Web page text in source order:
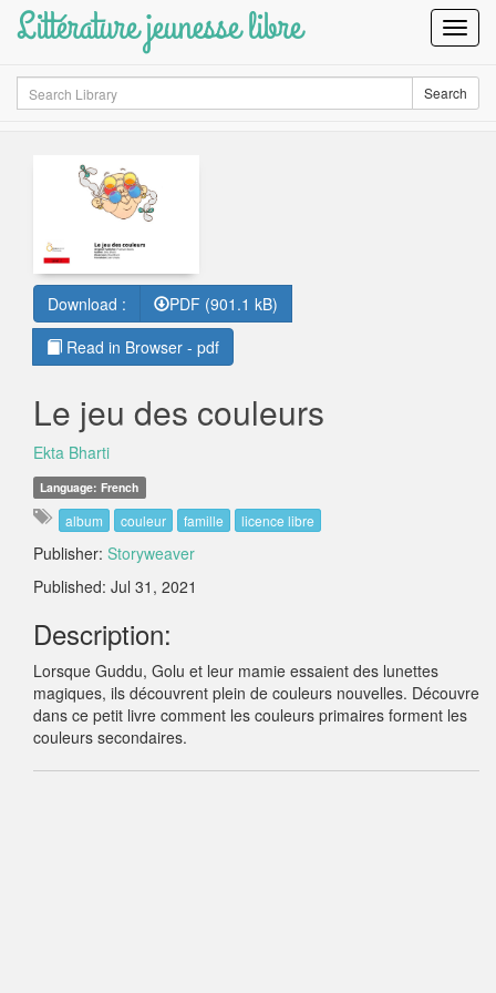
Littérature jeunesse libre
Search Search
Download :
PDF (901.1 kB)
Read in Browser - pdf
Le jeu des couleurs
Ekta Bharti
Language: French
album couleur famille licence libre
Publisher: Storyweaver
Published: Jul 31, 2021
Description:
Lorsque Guddu, Golu et leur mamie essaient des lunettes
magiques, ils découvrent plein de couleurs nouvelles. Découvre
dans ce petit livre comment les couleurs primaires forment les
couleurs secondaires.